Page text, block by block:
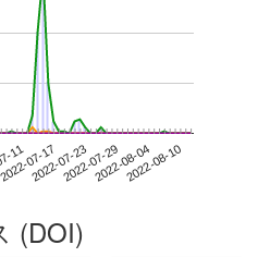
1107-17
2022-07-232022-07-292022-08-042022-08-10
(DOI)